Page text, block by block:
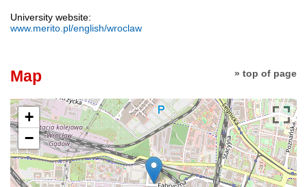
University website:
www.merito.pl/english/wroclaw
» top of page
Map
+
−